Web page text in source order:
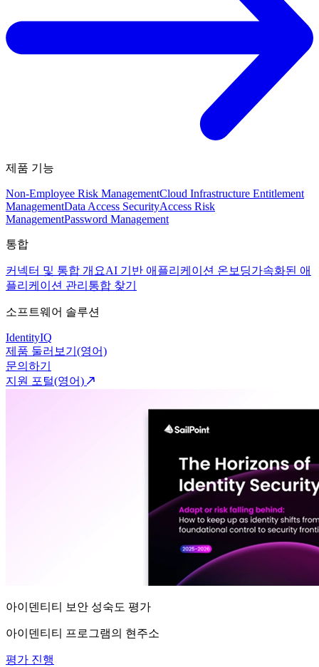
제품 기능
Non-Employee Risk ManagementCloud Infrastructure Entitlement
ManagementData Access SecurityAccess Risk
ManagementPassword Management
통합
커넥터 및 통합 개요AI 기반 애플리케이션 온보딩가속화된 애
플리케이션 관리 통합 찾기
소프트웨어 솔루션
IdentityIQ
제품 둘러보기(영어)
문의하기
지원 포털(영어)
아이덴티티 보안 성숙도 평가
아이덴티티 프로그램의 현주소
평가 진행